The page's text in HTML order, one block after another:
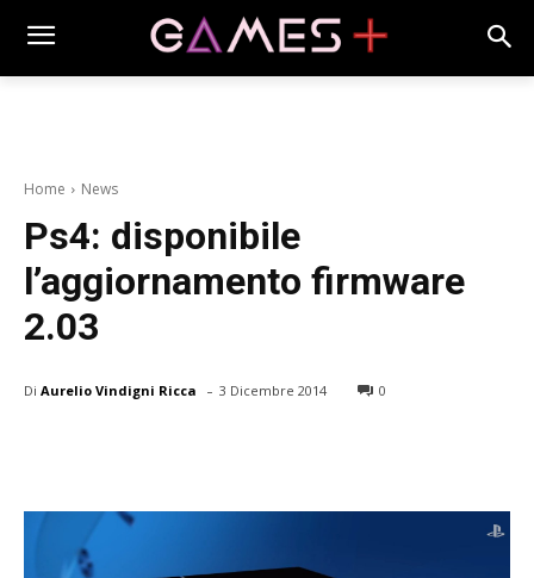
Home News
Ps4: disponibile
l’aggiornamento firmware
2.03
Di Aurelio Vindigni Ricca - 3 Dicembre 2014 0